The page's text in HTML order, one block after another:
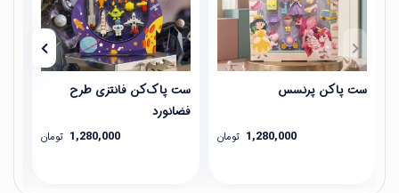
ست پاکن پرنسس
1,280,000 تومان
ست پاک‌کن فانتزی طرح
فضانورد
1,280,000 تومان